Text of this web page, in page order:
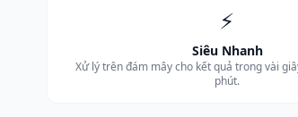
⚡
Siêu Nhanh
Xử lý trên đám mây cho kết quả trong vài
phút.